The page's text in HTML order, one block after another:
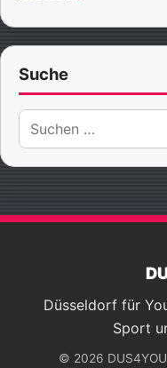
Suche
Suche
nach:
Düsseldorf für
Sport
© 2026